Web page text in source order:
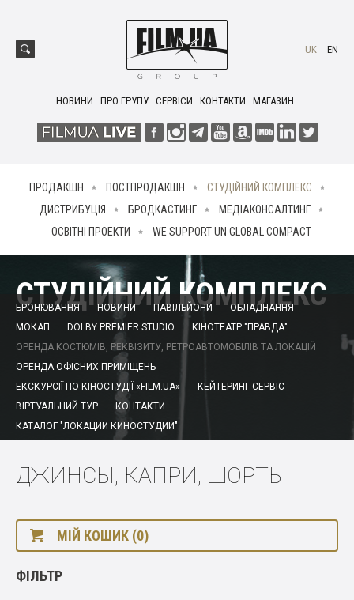
НОВИНИ ПРО ГРУПУ СЕРВІСИ КОНТАКТИ МАГАЗИН
UK EN
ПРОДАКШН ПОСТПРОДАКШН
СТУДІЙНИЙ КОМПЛЕКС
ДИСТРИБУЦІЯ
БРОДКАСТИНГ
МЕДІАКОНСАЛТИНГ
ОСВІТНІ ПРОЕКТИ
WE SUPPORT UN GLOBAL COMPACT
СТУДІЙНИЙ КОМПЛЕКС
БРОНЮВАННЯ НОВИНИ ПАВІЛЬЙОНИ
ОБЛАДНАННЯ
МОКАП
DOLBY PREMIER STUDIO
КІНОТЕАТР "ПРАВДА"
ОРЕНДА КОСТЮМІВ, РЕКВІЗИТУ, РЕТРОАВТОМОБІЛІВ ТА ЛОКАЦІЙ
ОРЕНДА ОФІСНИХ ПРИМІЩЕНЬ
ЕКСКУРСІЇ ПО КІНОСТУДІЇ «FILM.UA»
КЕЙТЕРИНГ-СЕРВІС
ВІРТУАЛЬНИЙ ТУР
КОНТАКТИ
КАТАЛОГ "ЛОКАЦИИ КИНОСТУДИИ"
ДЖИНСЫ, КАПРИ, ШОРТЫ
МІЙ КОШИК (0)
ФІЛЬТР